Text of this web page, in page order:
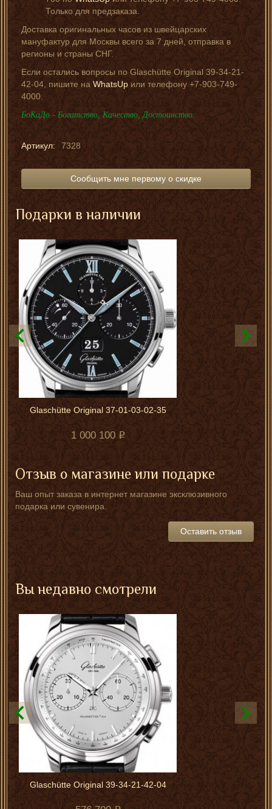
Только для предзаказа.
Доставка оригинальных часов из швейцарских
мануфактур для Москвы всего за 7 дней, отправка в
регионы и страны СНГ.
Если остались вопросы по Glaschütte Original 39-34-21-
42-04, пишите наWhatsUpили телефону +7-903-749-
4000.
БоКаДо - Богатство, Качество, Достоинство.
Артикул: 7328
Сообщить мне первому о скидке
Подарки в наличии
Glaschütte Original 37-01-03-02-35
1 000 100
Отзыв о магазине или подарке
Ваш опыт заказа в интернет магазине эксклюзивного
подарка или сувенира.
Оставить отзыв
Вы недавно смотрели
Glaschütte Original 39-34-21-42-04